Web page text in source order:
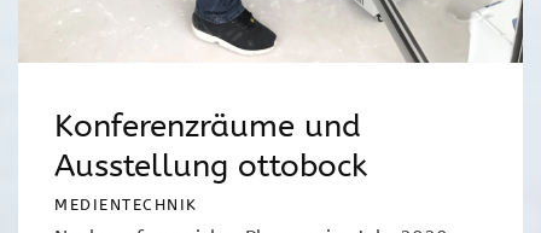
Konferenzräume und
Ausstellung ottobock
MEDIENTECHNIK